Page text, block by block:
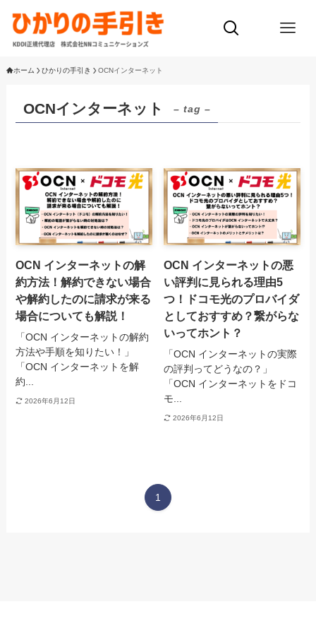
ホーム ひかりの手引き OCNインターネット
OCNインターネット – tag –
OCN インターネットの解
約方法！解約できない場合
や解約したのに請求が来る
場合についても解説！
「OCN インターネットの解約
方法や手順を知りたい！」
「OCN インターネットを解
約...
2026年6月12日
OCN インターネットの悪
い評判に見られる理由5
つ！ドコモ光のプロバイダ
としておすすめ？繋がらな
いってホント？
「OCN インターネットの実際
の評判ってどうなの？」
「OCN インターネットをドコ
モ...
2026年6月12日
1